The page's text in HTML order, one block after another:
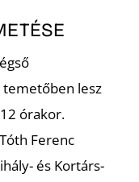
temetőben lesz
órakor.
Ferenc
és Kortárs-